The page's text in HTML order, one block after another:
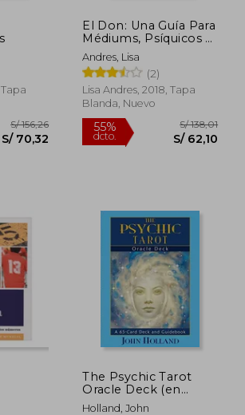
S/ 165,44
S/ 74,45
55%
dcto.
El Don: Una Guía Para
Médiums, Psíquicos e
Intuitivos
Andres, Lisa
(2)
Lisa Andres, 2018, Tapa
Blanda, Nuevo
The Psychic Tarot
Oracle Deck (en
Inglés)
Holland, John